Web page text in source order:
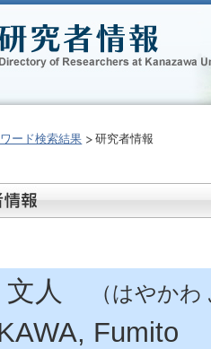
ード検索結果 研究者情報
人 （はやか
Fumito